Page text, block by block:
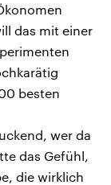
das mit einer
besten
wer da
das Gefühl,
die wirklich